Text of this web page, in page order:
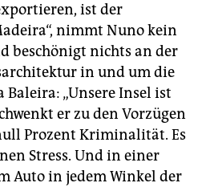
ist der
nimmt Nuno kein
beschönigt nichts an der
in und um die
„Unsere Insel ist
er zu den Vorzügen
Prozent Kriminalität. Es
Stress. Und in einer
Auto in jedem Winkel der